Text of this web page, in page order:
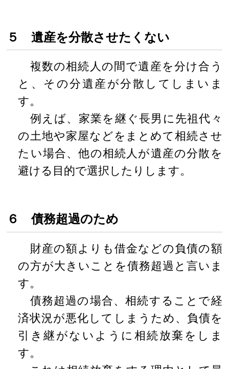
５ 遺産を分散させたくない
複数の相続人の間で遺産を分け合う
と、その分遺産が分散してしまいま
す。
例えば、家業を継ぐ長男に先祖代々
の土地や家屋などをまとめて相続させ
たい場合、他の相続人が遺産の分散を
避ける目的で選択したりします。
６ 債務超過のため
財産の額よりも借金などの負債の額
の方が大きいことを債務超過と言いま
す。
債務超過の場合、相続することで経
済状況が悪化してしまうため、負債を
引き継がないように相続放棄をしま
す。